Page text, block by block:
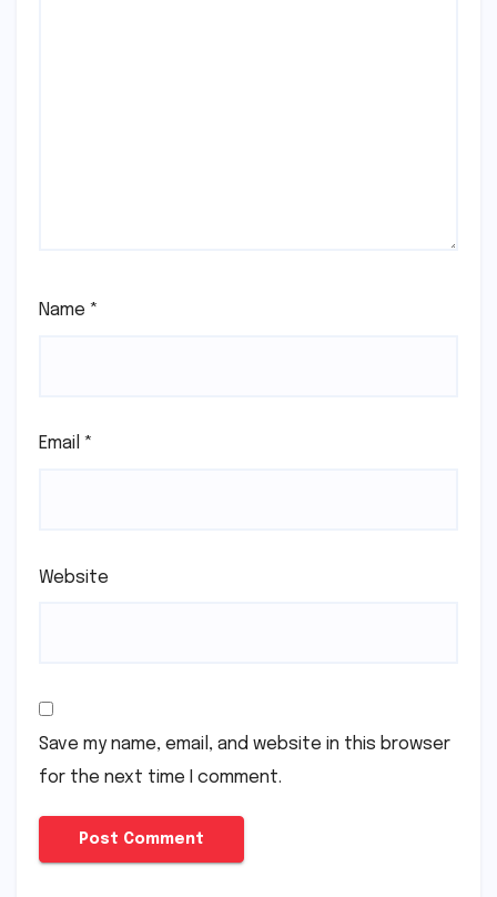
Name *
Email *
Website
Save my name, email, and website in this browser
for the next time I comment.